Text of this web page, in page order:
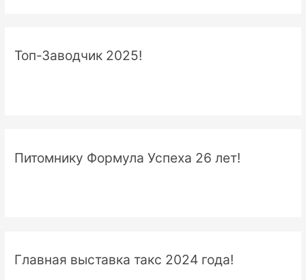
Топ-Заводчик 2025!
Питомнику Формула Успеха 26 лет!
Главная выставка такс 2024 года!